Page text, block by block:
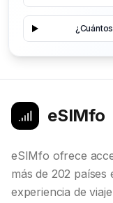
eSIMfo
eSIMfo ofrece
más de 202
experiencia de